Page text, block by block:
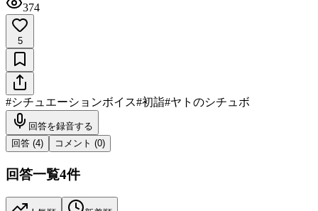
374
5
#シチュエーションボイス#初詣#ヤトのシチュボ
回答を録音する
回答 (4) コメント (0)
回答一覧4件